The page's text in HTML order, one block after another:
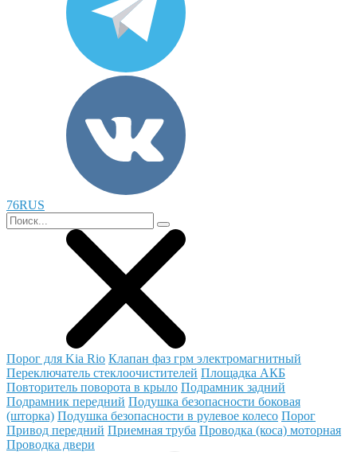
76RUS
Порог для Kia Rio Клапан фаз грм электромагнитный
Переключатель стеклоочистителей Площадка АКБ
Повторитель поворота в крыло Подрамник задний
Подрамник передний Подушка безопасности боковая
(шторка) Подушка безопасности в рулевое колесо Порог
Привод передний Приемная труба Проводка (коса) моторная
Проводка двери